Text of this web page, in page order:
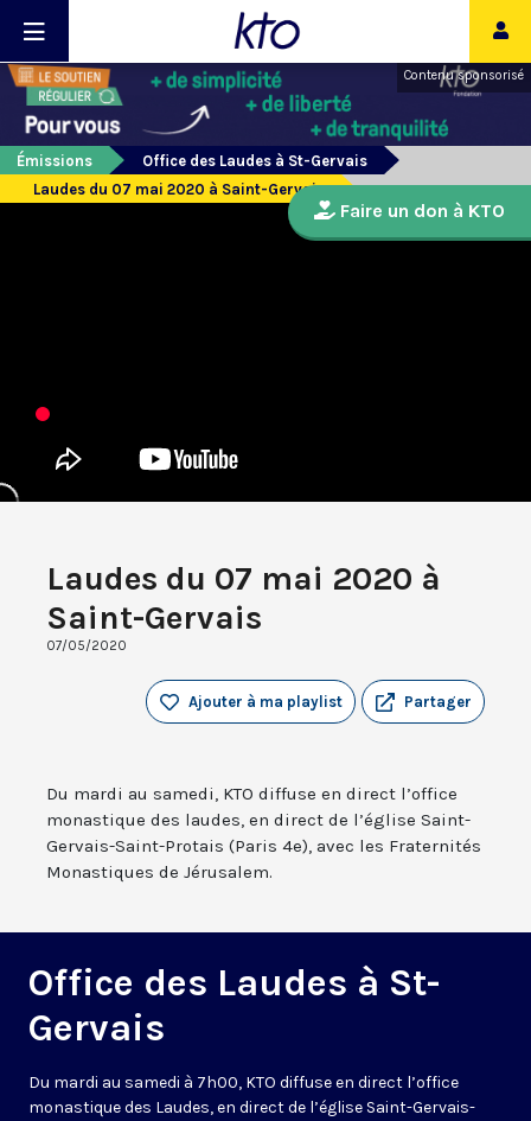
Contenu sponsorisé
Émissions
Office des Laudes à St-Gervais
Laudes du 07 mai 2020 à Saint-Gervais
Laudes du 07 mai 2020 à
Saint-Gervais
07/05/2020
Partager
Ajouter à ma playlist
Du mardi au samedi, KTO diffuse en direct l’office
monastique des laudes, en direct de l’église Saint-
Gervais-Saint-Protais (Paris 4e), avec les Fraternités
Monastiques de Jérusalem.
Office des Laudes à St-
Gervais
Du mardi au samedi à 7h00, KTO diffuse en direct l’office
monastique des Laudes, en direct de l’église Saint-Gervais-
Faire un don à KTO